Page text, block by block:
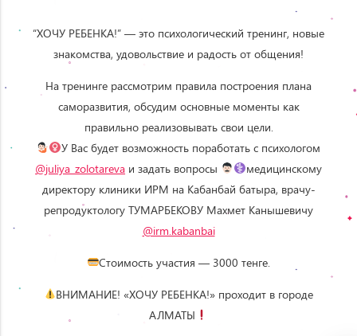
“ХОЧУ РЕБЕНКА!” — это психологический тренинг, новые
знакомства, удовольствие и радость от общения!
На тренинге рассмотрим правила построения плана
саморазвития, обсудим основные моменты как
правильно реализовывать свои цели.
‍У Вас будет возможность поработать с психологом
@juliya_zolotareva и задать вопросы
‍медицинскому
директору клиники ИРМ на Кабанбай батыра, врачу-
репродуктологу ТУМАРБЕКОВУ Махмет Канышевичу
@irm.kabanbai
Стоимость участия — 3000 тенге.
ВНИМАНИЕ! «ХОЧУ РЕБЕНКА!» проходит в городе
АЛМАТЫ